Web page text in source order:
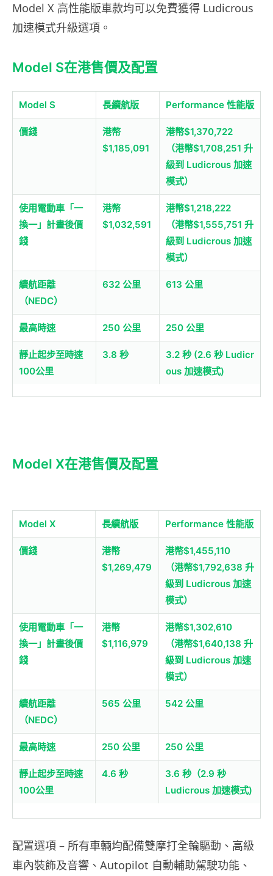
Model X 高性能版車款均可以免費獲得 Ludicrous
加速模式升級選項。
Model S在港售價及配置
Model S 長續航版 Performance 性能版
價錢
港幣
$1,185,091
港幣$1,370,722
（港幣$1,708,251 升
級到 Ludicrous 加速
模式）
使用電動車「一
換一」計畫後價
錢
港幣
$1,032,591
港幣$1,218,222
（港幣$1,555,751 升
級到 Ludicrous 加速
模式）
續航距離
（NEDC）
632 公里 613 公里
最高時速 250 公里 250 公里
靜止起步至時速
100公里
3.8 秒
3.2 秒 (2.6 秒 Ludicr
ous 加速模式)
Model X在港售價及配置
Model X 長續航版 Performance 性能版
價錢
港幣
$1,269,479
港幣$1,455,110
（港幣$1,792,638 升
級到 Ludicrous 加速
模式）
使用電動車「一
換一」計畫後價
錢
港幣
$1,116,979
港幣$1,302,610
（港幣$1,640,138 升
級到 Ludicrous 加速
模式）
續航距離
（NEDC）
565 公里 542 公里
最高時速 250 公里 250 公里
靜止起步至時速
100公里
4.6 秒
3.6 秒（2.9 秒
Ludicrous 加速模式)
配置選項 – 所有車輛均配備雙摩打全輪驅動、高級
車內裝飾及音響、Autopilot 自動輔助駕駛功能、